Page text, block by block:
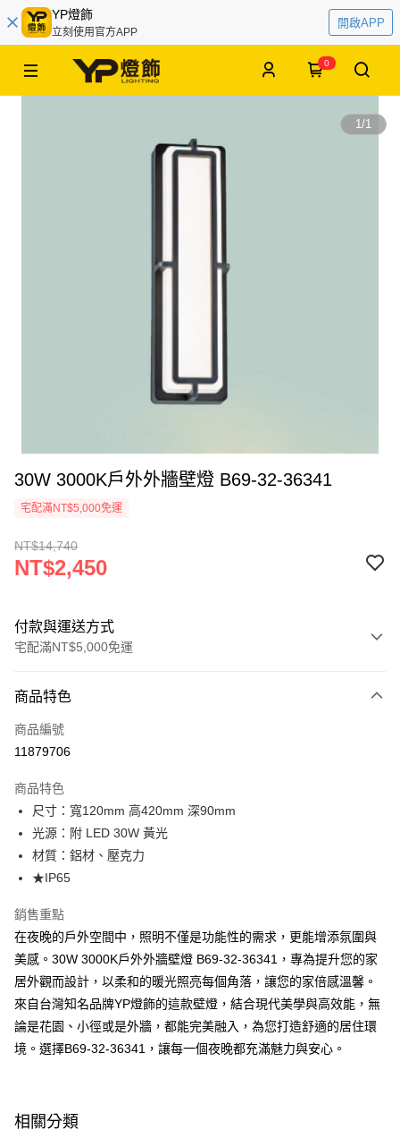
YP燈飾
立刻使用官方APP
開啟APP
0
1/1
30W 3000K戶外外牆壁燈 B69-32-36341
宅配滿NT$5,000免運
NT$14,740
NT$2,450
付款與運送方式
宅配滿NT$5,000免運
信用卡一次付款
LINE Pay
街口支付
悠遊付
Google Pay
全盈+PAY
AFTEE先享後付
相關說明
【關於「AFTEE先享後付」】
AFTEE先享後付是「在收到商品之後才付款」的支付方式。 讓您購物簡單
便利好安心！
１．簡單：不需註冊會員、不需綁卡、不需儲值。
２．便利：只要手機號碼，簡訊認證，即可結帳。
結帳頁面，進行簡訊認證並確認金額後，即可完成結帳。
運送方式
商品特色
商品編號
11879706
商品特色
尺寸：寬120mm 高420mm 深90mm
光源：附 LED 30W 黃光
材質：鋁材、壓克力
★IP65
銷售重點
在夜晚的戶外空間中，照明不僅是功能性的需求，更能增添氛圍與
美感。30W 3000K戶外外牆壁燈 B69-32-36341，專為提升您的家
居外觀而設計，以柔和的暖光照亮每個角落，讓您的家倍感溫馨。
來自台灣知名品牌YP燈飾的這款壁燈，結合現代美學與高效能，無
論是花園、小徑或是外牆，都能完美融入，為您打造舒適的居住環
境。選擇B69-32-36341，讓每一個夜晚都充滿魅力與安心。
相關分類